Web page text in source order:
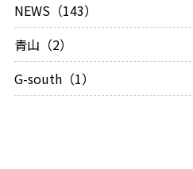
NEWS（143）
青山（2）
G-south（1）